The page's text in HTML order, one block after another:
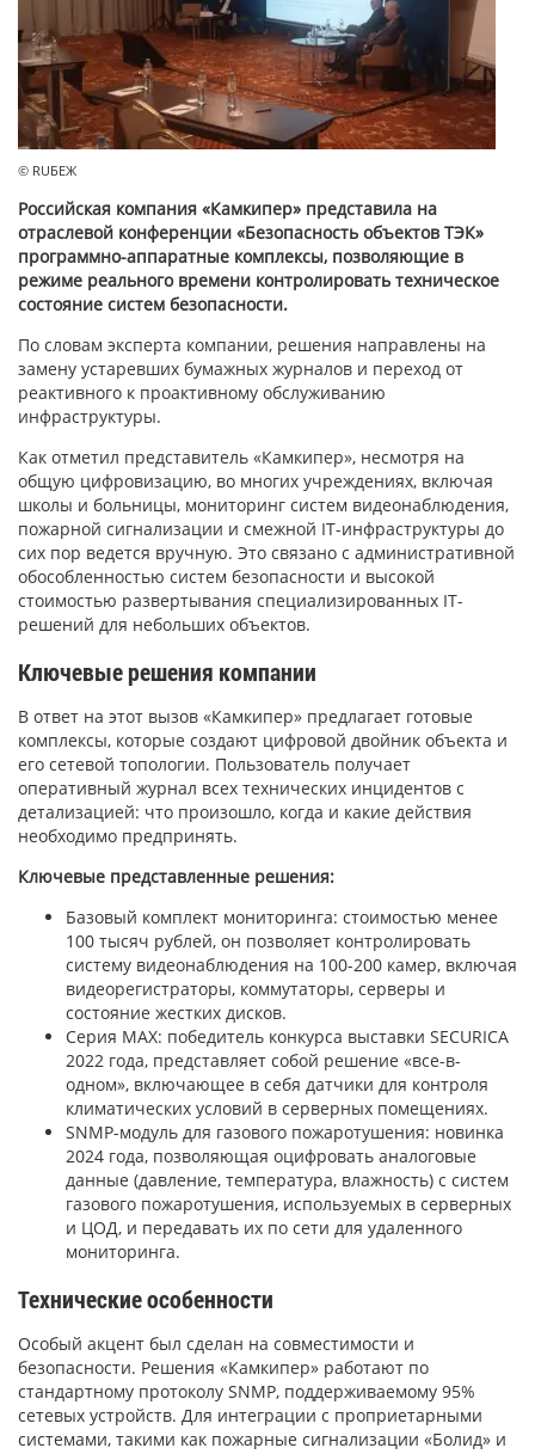
© RUБЕЖ
Российская компания «Камкипер» представила на
отраслевой конференции «Безопасность объектов ТЭК»
программно-аппаратные комплексы, позволяющие в
режиме реального времени контролировать техническое
состояние систем безопасности.
По словам эксперта компании, решения направлены на
замену устаревших бумажных журналов и переход от
реактивного к проактивному обслуживанию
инфраструктуры.
Как отметил представитель «Камкипер», несмотря на
общую цифровизацию, во многих учреждениях, включая
школы и больницы, мониторинг систем видеонаблюдения,
пожарной сигнализации и смежной IT-инфраструктуры до
сих пор ведется вручную. Это связано с административной
обособленностью систем безопасности и высокой
стоимостью развертывания специализированных IT-
решений для небольших объектов.
Ключевые решения компании
В ответ на этот вызов «Камкипер» предлагает готовые
комплексы, которые создают цифровой двойник объекта и
его сетевой топологии. Пользователь получает
оперативный журнал всех технических инцидентов с
детализацией: что произошло, когда и какие действия
необходимо предпринять.
Ключевые представленные решения:
Базовый комплект мониторинга: стоимостью менее
100 тысяч рублей, он позволяет контролировать
систему видеонаблюдения на 100-200 камер, включая
видеорегистраторы, коммутаторы, серверы и
состояние жестких дисков.
Серия MAX: победитель конкурса выставки SECURICA
2022 года, представляет собой решение «все-в-
одном», включающее в себя датчики для контроля
климатических условий в серверных помещениях.
SNMP-модуль для газового пожаротушения: новинка
2024 года, позволяющая оцифровать аналоговые
данные (давление, температура, влажность) с систем
газового пожаротушения, используемых в серверных
и ЦОД, и передавать их по сети для удаленного
мониторинга.
Технические особенности
Особый акцент был сделан на совместимости и
безопасности. Решения «Камкипер» работают по
стандартному протоколу SNMP, поддерживаемому 95%
сетевых устройств. Для интеграции с проприетарными
системами, такими как пожарные сигнализации «Болид» и